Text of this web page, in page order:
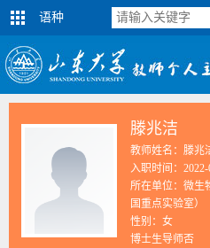
语种
滕兆洁
教师姓名：滕兆
入职时间：2022-
所在单位：微生
国重点实验室）
性别：女
博士生导师否